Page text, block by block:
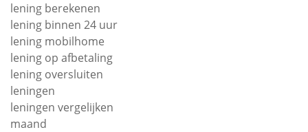
lening berekenen
lening binnen 24 uur
lening mobilhome
lening op afbetaling
lening oversluiten
leningen
leningen vergelijken
maand